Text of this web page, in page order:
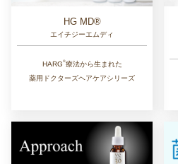
HG MD®
エイチジーエムディ
HARG®︎療法から生まれた
薬用ドクターズヘアケアシリーズ